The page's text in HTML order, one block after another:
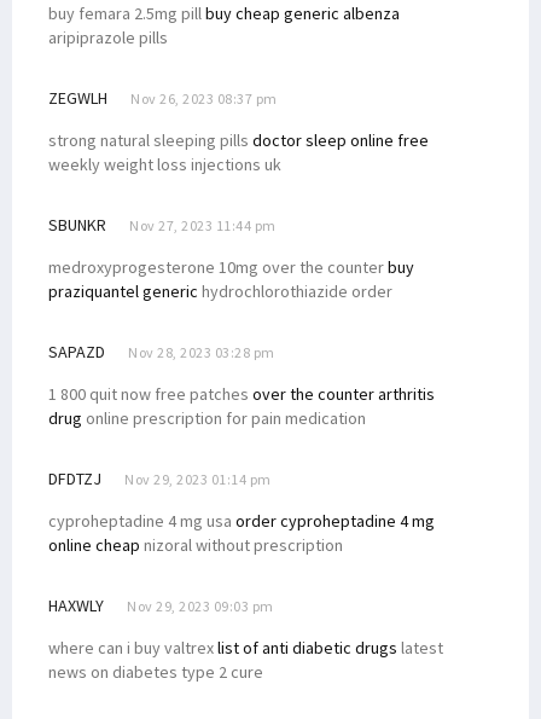
buy femara 2.5mg pillbuy cheap generic albenza
aripiprazole pills
ZEGWLH Nov 26, 2023 08:37 pm
strong natural sleeping pills doctor sleep online free
weekly weight loss injections uk
SBUNKR Nov 27, 2023 11:44 pm
medroxyprogesterone 10mg over the counterbuy
praziquantel generic hydrochlorothiazide order
SAPAZD Nov 28, 2023 03:28 pm
1 800 quit now free patches over the counter arthritis
drug online prescription for pain medication
DFDTZJ Nov 29, 2023 01:14 pm
cyproheptadine 4 mg usa order cyproheptadine 4 mg
online cheap nizoral without prescription
HAXWLY Nov 29, 2023 09:03 pm
where can i buy valtrexlist of anti diabetic drugs latest
news on diabetes type 2 cure